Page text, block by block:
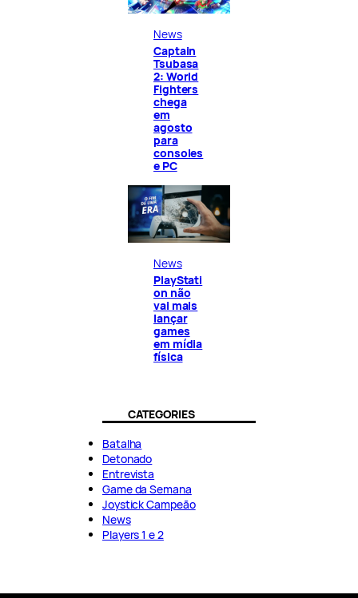
News
Captain
Tsubasa
2: World
Fighters
chega
em
agosto
para
consoles
e PC
News
PlayStati
on não
vai mais
lançar
games
em mídia
física
CATEGORIES
Batalha
Detonado
Entrevista
Game da Semana
Joystick Campeão
News
Players 1 e 2